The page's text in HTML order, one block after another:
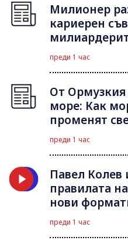
Милионер
кариерен
преди 1 час
От
море: Как
променят
преди 1 час
Павел Колев
правилата
нови
преди 1 час